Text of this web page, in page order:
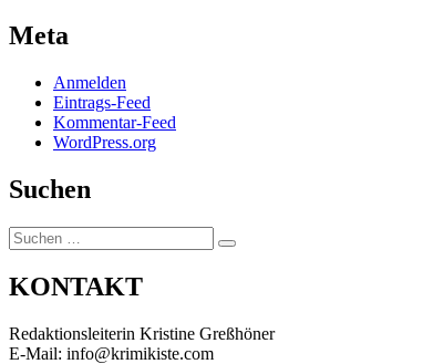
Meta
Anmelden
Eintrags-Feed
Kommentar-Feed
WordPress.org
Suchen
Suchen
nach:
Suchen
KONTAKT
Redaktionsleiterin Kristine Greßhöner
E-Mail: info@krimikiste.com